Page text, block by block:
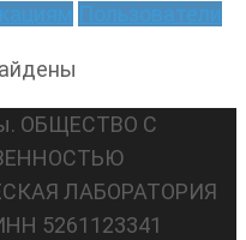
Пользователи
ОБЩЕСТВО С
ЛАБОРАТОРИЯ
5261123341